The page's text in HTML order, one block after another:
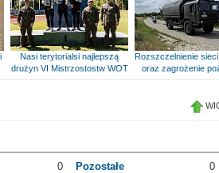
Nasi terytorialsi najlepszą
drużyn VI Mistrzostostw WOT
Rozszczelnienie
oraz zagrożenie
0 Pozostałe 0